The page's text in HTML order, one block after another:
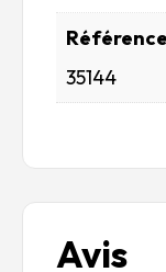
35144
Avis